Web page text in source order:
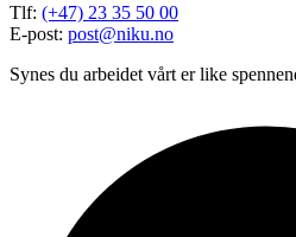
Tlf: (+47) 23 35 50 00
E-post: post@niku.no
Synes du arbeidet vårt er like